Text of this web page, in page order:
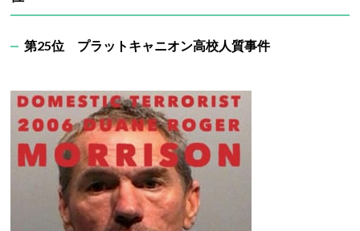
第25位 プラットキャニオン高校人質事件